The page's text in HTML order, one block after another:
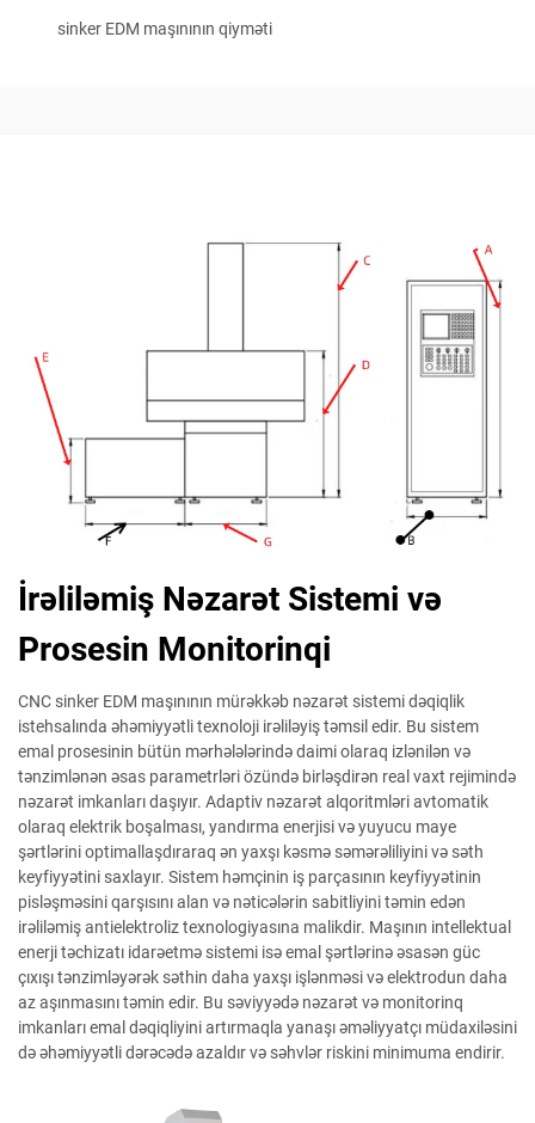
sinker EDM maşınının qiyməti
İrəliləmiş Nəzarət Sistemi və
Prosesin Monitorinqi
CNC sinker EDM maşınının mürəkkəb nəzarət sistemi dəqiqlik
istehsalında əhəmiyyətli texnoloji irəliləyiş təmsil edir. Bu sistem
emal prosesinin bütün mərhələlərində daimi olaraq izlənilən və
tənzimlənən əsas parametrləri özündə birləşdirən real vaxt rejimində
nəzarət imkanları daşıyır. Adaptiv nəzarət alqoritmləri avtomatik
olaraq elektrik boşalması, yandırma enerjisi və yuyucu maye
şərtlərini optimallaşdıraraq ən yaxşı kəsmə səmərəliliyini və səth
keyfiyyətini saxlayır. Sistem həmçinin iş parçasının keyfiyyətinin
pisləşməsini qarşısını alan və nəticələrin sabitliyini təmin edən
irəliləmiş antielektroliz texnologiyasına malikdir. Maşının intellektual
enerji təchizatı idarəetmə sistemi isə emal şərtlərinə əsasən güc
çıxışı tənzimləyərək səthin daha yaxşı işlənməsi və elektrodun daha
az aşınmasını təmin edir. Bu səviyyədə nəzarət və monitorinq
imkanları emal dəqiqliyini artırmaqla yanaşı əməliyyatçı müdaxiləsini
də əhəmiyyətli dərəcədə azaldır və səhvlər riskini minimuma endirir.